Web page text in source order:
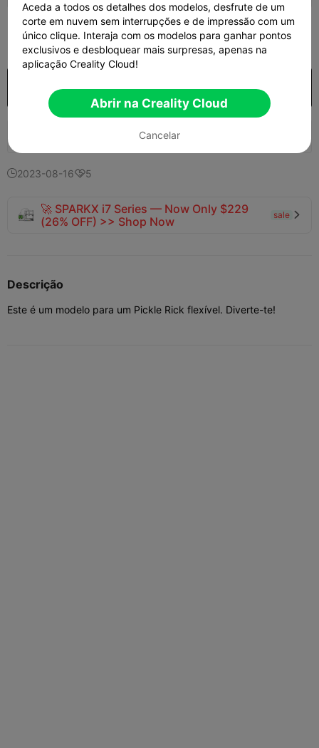
300 
Comprar
2023-08-165
🚀 SPARKX i7 Series — Now Only $229
(26% OFF) >> Shop Now
sale 
Descrição
Este é um modelo para um Pickle Rick flexível. Diverte-te!
Aceda a todos os detalhes dos modelos, desfrute de um
corte em nuvem sem interrupções e de impressão com um
único clique. Interaja com os modelos para ganhar pontos
exclusivos e desbloquear mais surpresas, apenas na
aplicação Creality Cloud!
Abrir na Creality Cloud
Cancelar